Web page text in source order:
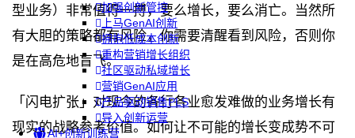
加强创新管控
上马GenAI创新
拥抱低成本创新
重构营销增长组织
社区驱动私域增长
营销GenAI应用
产品驱动销售PLS
导入创新运营
AI+创新训练营
型业务）非常值得一搏，要么增长，要么消亡。当然所
有大胆的策略都有风险，你需要清醒看到风险，否则你
是在高危地盲飞。
「闪电扩张」对现今的各行各业愈发难做的业务增长有
现实的战略参考价值。如何让不可能的增长变成势不可